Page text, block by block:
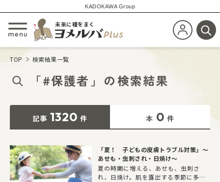
KADOKAWA Group
メニューを開閉する
未来に種をまく
新規会員登
検
TOP 検索結果一覧
「#保護者 」 の検索結果
記事 1320 件 本 0 件
「夏！ 子どもの皮膚トラブル対策」〜
あせも・虫刺され・日焼け〜
夏の時期に増える、あせも、虫刺さ
れ、日焼け。肌を露出する季節に多く